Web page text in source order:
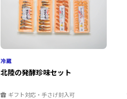
北陸の発酵珍味セット
ギフト対応・手さげ封入可